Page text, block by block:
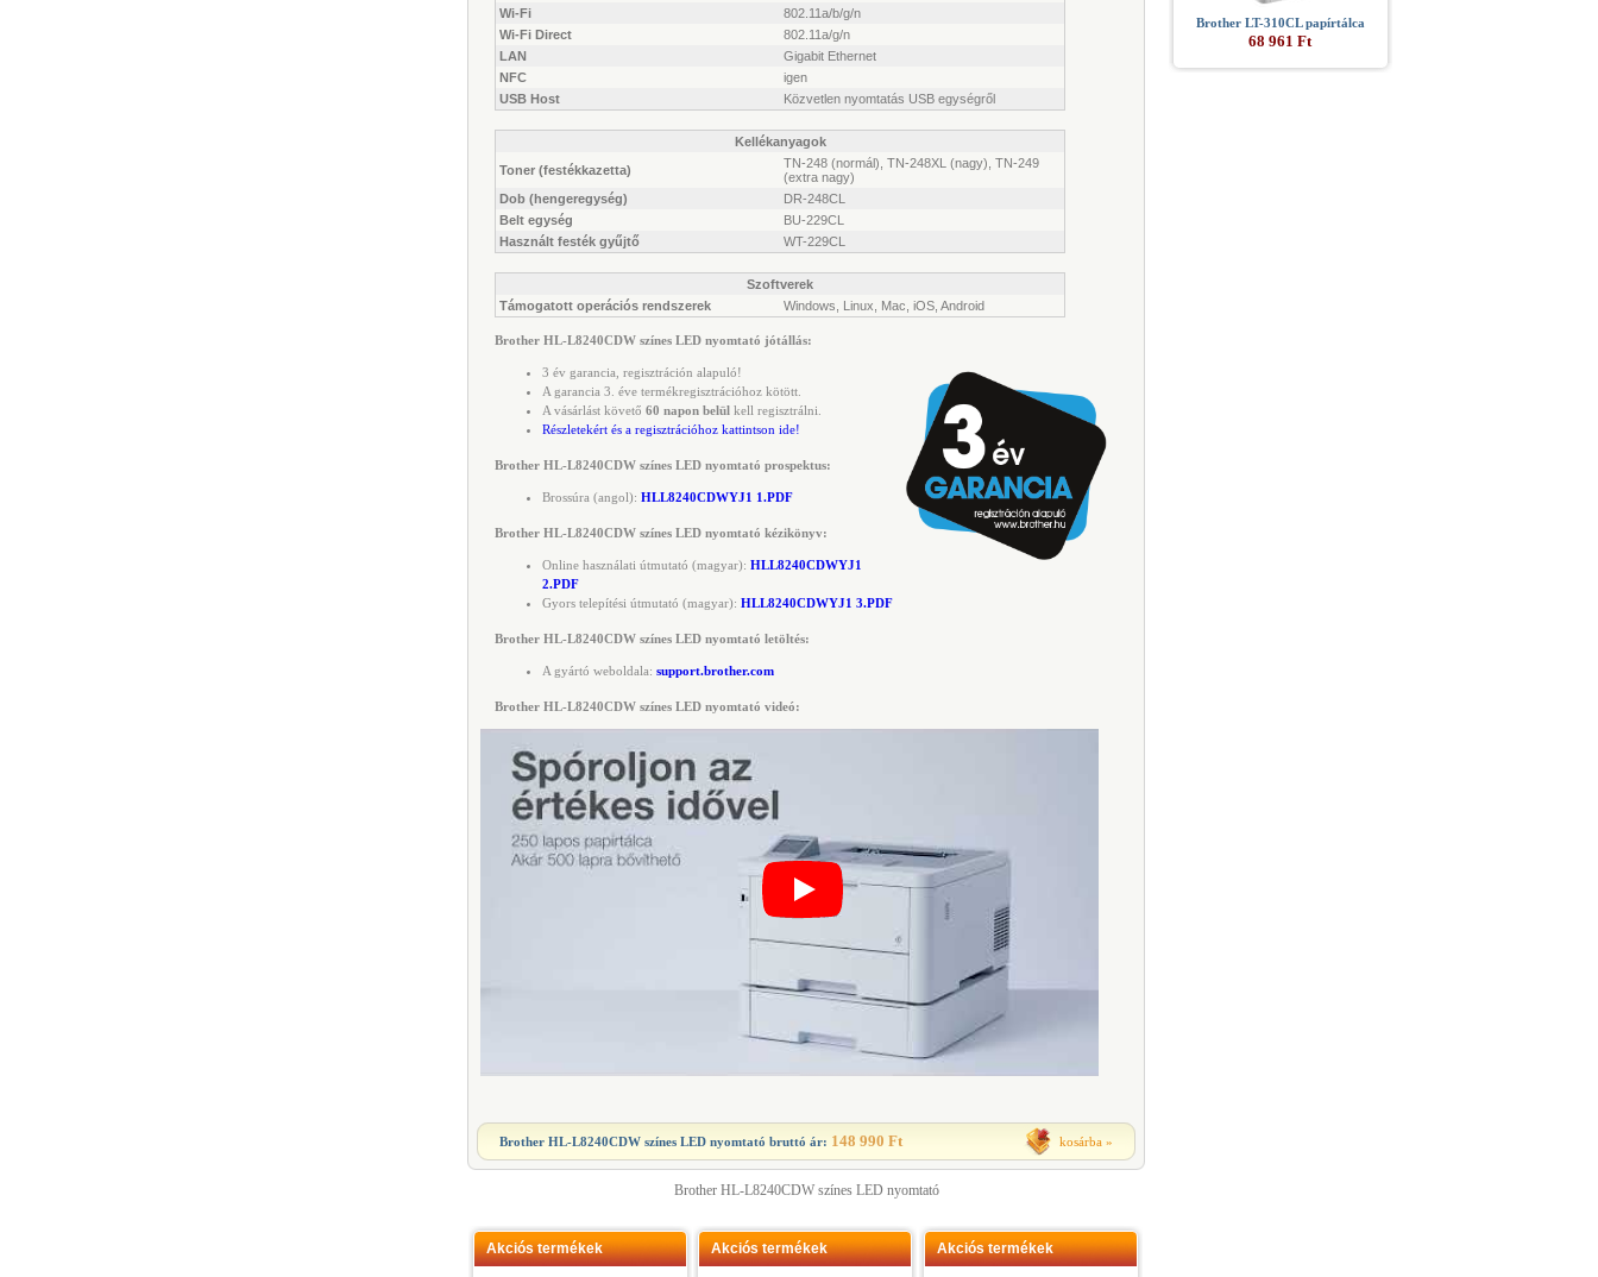
Wi-Fi
802.11a/b/g/n
Wi-Fi Direct
802.11a/g/n
LAN
Gigabit Ethernet
NFC
igen
USB Host
Közvetlen nyomtatás USB egységről
Kellékanyagok
Toner (festékkazetta)
TN-248 (normál), TN-248XL (nagy), TN-249
(extra nagy)
Dob (hengeregység)
DR-248CL
Belt egység
BU-229CL
Használt festék gyűjtő
WT-229CL
Szoftverek
Támogatott operációs rendszerek
Windows, Linux, Mac, iOS, Android
Brother HL-L8240CDW színes LED nyomtató jótállás:
3 év garancia, regisztráción alapuló!
A garancia 3. éve termékregisztrációhoz kötött.
A vásárlást követő 60 napon belül kell regisztrálni.
Részletekért és a regisztrációhoz kattintson ide!
Brother HL-L8240CDW színes LED nyomtató prospektus:
Brossúra (angol): HLL8240CDWYJ1 1.PDF
Brother HL-L8240CDW színes LED nyomtató kézikönyv:
Online használati útmutató (magyar): HLL8240CDWYJ1
2.PDF
Gyors telepítési útmutató (magyar): HLL8240CDWYJ1 3.PDF
Brother HL-L8240CDW színes LED nyomtató letöltés:
A gyártó weboldala: support.brother.com
Brother HL-L8240CDW színes LED nyomtató videó:
Brother HL-L8240CDW színes LED nyomtató bruttó ár: 148 990 Ft kosárba »
Brother HL-L8240CDW színes LED nyomtató
Akciós termékek Akciós termékek Akciós termékek
Brother LT-310CL papírtálca
68 961 Ft